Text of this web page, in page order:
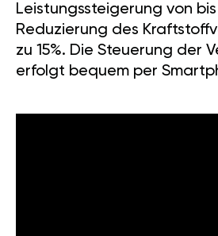
Leistungssteigerung von bis
Reduzierung des
zu 15%. Die Steuerung der
erfolgt bequem per